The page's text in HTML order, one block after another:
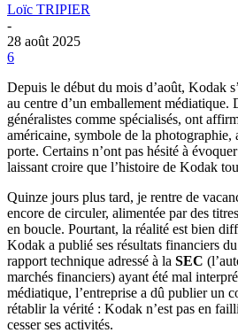
Loïc TRIPIER
-
28 août 2025
6
Depuis le début du mois d’août, Kodak
au centre d’un emballement
généralistes comme spécialisés, ont
américaine, symbole de la photographie,
porte. Certains n’ont pas hésité à
laissant croire que l’histoire de Kodak
Quinze jours plus tard, je rentre de
encore de circuler, alimentée par des
en boucle. Pourtant, la réalité est bien
Kodak a publié ses résultats financiers
rapport technique adressé à la SEC
marchés financiers) ayant été mal
médiatique, l’entreprise a dû publier un
rétablir la vérité : Kodak n’est pas en
cesser ses activités.